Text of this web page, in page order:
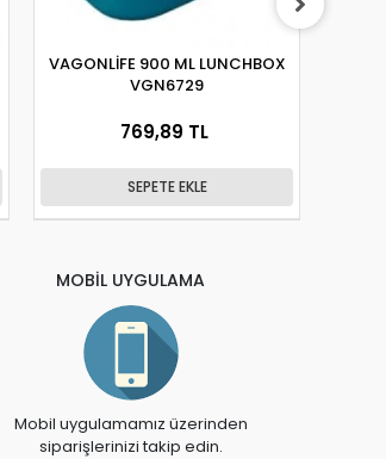
VAGONLİFE 900 ML LUNCHBOX
VGN6729
769,89 TL
SEPETE EKLE
MOBİL UYGULAMA
Mobil uygulamamız üzerinden
siparişlerinizi takip edin.